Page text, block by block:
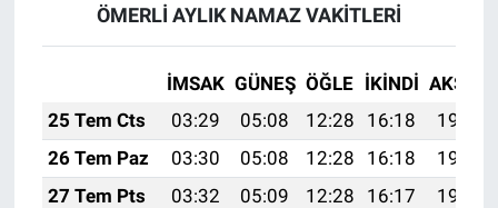
ÖMERLİ AYLIK NAMAZ VAKITLERI
İMSAK GÜNEŞ ÖĞLE İKINDI AKŞAM
25 Tem Cts
03:29 05:08 12:28 16:18
19:38
26 Tem Paz
03:30 05:08 12:28 16:18
19:37
27 Tem Pts
03:32 05:09 12:28 16:17
19:36